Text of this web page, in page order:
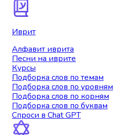
Иврит
Алфавит иврита
Песни на иврите
Курсы
Подборка слов по темам
Подборка слов по уровням
Подборка слов по корням
Подборка слов по буквам
Спроси в Chat GPT